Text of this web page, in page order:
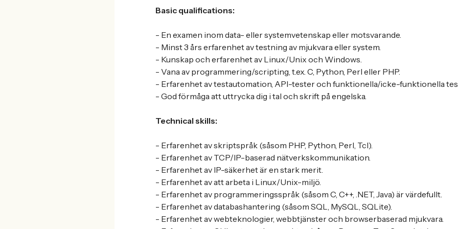
Basic qualifications:
- En examen inom data- eller systemvetenskap eller motsvarande.
- Minst 3 års erfarenhet av testning av mjukvara eller system.
- Kunskap och erfarenhet av Linux/Unix och Windows.
- Vana av programmering/scripting, t.ex. C, Python, Perl eller PHP.
- Erfarenhet av testautomation, API-tester och funktionella/icke-funktionella
- God förmåga att uttrycka dig i tal och skrift på engelska.
Technical skills:
- Erfarenhet av skriptspråk (såsom PHP, Python, Perl, Tcl).
- Erfarenhet av TCP/IP-baserad nätverkskommunikation.
- Erfarenhet av IP-säkerhet är en stark merit.
- Erfarenhet av att arbeta i Linux/Unix-miljö.
- Erfarenhet av programmeringsspråk (såsom C, C++, .NET, Java) är värdefullt.
- Erfarenhet av databashantering (såsom SQL, MySQL, SQLite).
- Erfarenhet av webteknologier, webbtjänster och browserbaserad mjukvara.